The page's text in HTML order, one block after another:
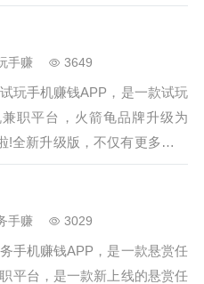
，裂变奖励领到手软，让你闲
随时赚钱，非常的方便。兔兔
途径：在兔兔赚手机赚钱APP
任务（砍价关注任务、网页注
册下载任务、试玩应用任务、
务、电商回收任务、认证绑卡
手赚 3649
玩手机赚钱APP，是一款试玩
职平台，火箭龟品牌升级为
!全新升级版，不仅有更多无需
玩的好游戏，并且边打游戏可
合辑APP，用户可以在游乐元
并畅玩喜爱的手机游戏，无需
一点即玩。…
手赚 3029
手机赚钱APP，是一款悬赏任
平台，是一款新上线的悬赏任